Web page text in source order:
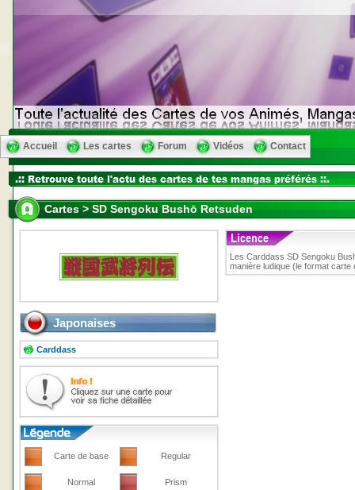
Accueil Les cartes Forum Vidéos Contact
Cartes > SD Sengoku Bushō Retsuden
Japonaises
Carddass
Carte de base Regular
Normal Prism
Les Carddass SD Sengoku
manière ludique (le format